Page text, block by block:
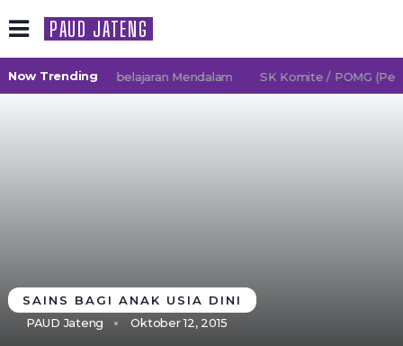
PAUD JATENG
Now Trending
2027 TK Pembelajaran Mendalam SK Komite / POMG
SAINS BAGI ANAK USIA DINI
PAUD Jateng
Oktober 12, 2015